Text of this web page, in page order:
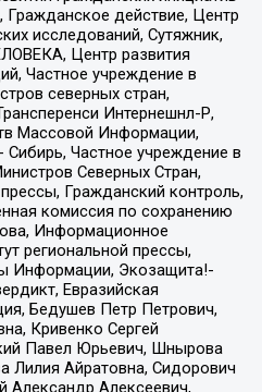
Гражданское действие, Центр
исследований, Сутяжник,
Центр развития
Частное учреждение в
северных стран,
Интернешнл-Р,
Массовой Информации,
Сибирь, Частное учреждение в
Северных Стран,
Гражданский контроль,
комиссия по сохранению
Информационное
региональной прессы,
Информации, Экозащита!-
Евразийская
Бедушев Петр Петрович,
Кривенко Сергей
Павел Юрьевич, Шнырова
Лилия Айратовна, Сидорович
Александр Алексеевич,